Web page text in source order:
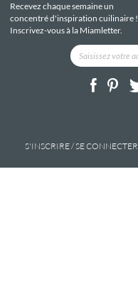
Recevez chaque semaine un
concentré d'inspiration cuilinaire !
Inscrivez-vous à la Miamletter.
S'INSCRIRE / SE CONNECTER